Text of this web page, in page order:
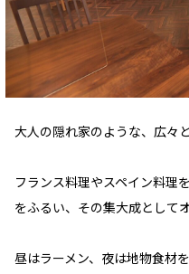
大人の隠れ家のような、広々
フランス料理やスペイン料理
をふるい、その集大成として
昼はラーメン、夜は地物食材